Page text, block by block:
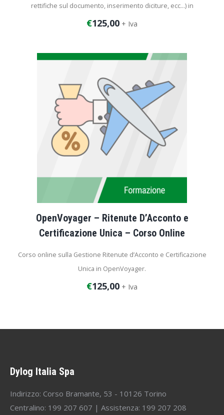
rettifiche sul documento, inserimento diciture, ecc…) in
OpenVoyager.
€125,00 + Iva
OpenVoyager – Ritenute D’Acconto e
Certificazione Unica – Corso Online
Corso online sulla Gestione Ritenute d’Acconto e Certificazione
Unica in OpenVoyager.
Durata del corso: 2 ore
€125,00 + Iva
Dylog Italia Spa
Indirizzo: Corso Bramante, 53 - 10126 Torino
Centralino: 199 207 607 | Assistenza: 199 207 208